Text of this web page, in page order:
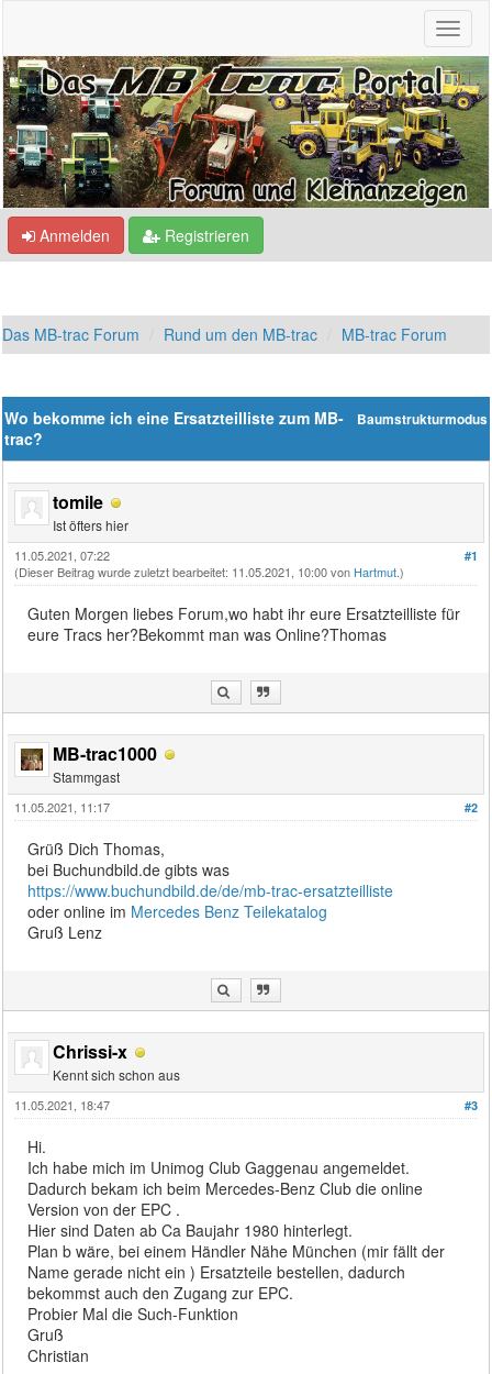
Anmelden Registrieren
Das MB-trac Forum Rund um den MB-trac MB-trac Forum
Baumstrukturmodus
Wo bekomme ich eine Ersatzteilliste zum MB-
trac?
tomile
Ist öfters hier
#1
11.05.2021, 07:22
(Dieser Beitrag wurde zuletzt bearbeitet: 11.05.2021, 10:00 von Hartmut.)
Guten Morgen liebes Forum,wo habt ihr eure Ersatzteilliste für
eure Tracs her?Bekommt man was Online?Thomas
MB-trac1000
Stammgast
#2
11.05.2021, 11:17
Grüß Dich Thomas,
bei Buchundbild.de gibts was
https://www.buchundbild.de/de/mb-trac-ersatzteilliste
oder online im Mercedes Benz Teilekatalog
Gruß Lenz
Chrissi-x
Kennt sich schon aus
#3
11.05.2021, 18:47
Hi.
Ich habe mich im Unimog Club Gaggenau angemeldet.
Dadurch bekam ich beim Mercedes-Benz Club die online
Version von der EPC .
Hier sind Daten ab Ca Baujahr 1980 hinterlegt.
Plan b wäre, bei einem Händler Nähe München (mir fällt der
Name gerade nicht ein ) Ersatzteile bestellen, dadurch
bekommst auch den Zugang zur EPC.
Probier Mal die Such-Funktion
Gruß
Christian